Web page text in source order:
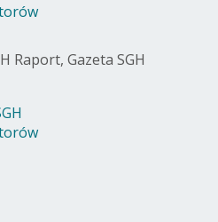
Raport, Gazeta SGH